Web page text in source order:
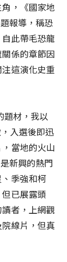
，《國家地
報導，稱恐
此帶毛恐龍
係的章節因
這演化史重
題材，我以
入選後即迅
當地的火山
新興的熱門
季強和柯
已展露頭
者，上網觀
線片，但真